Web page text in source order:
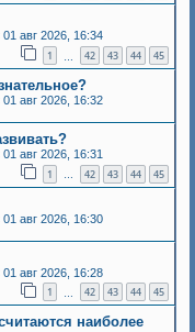
01 авг 2026, 16:34
1 42 43 44 45
01 авг 2026, 16:32
01 авг 2026, 16:31
1 … 42 43 44 45
01 авг 2026, 16:30
01 авг 2026, 16:28
1 42 43 44 45
наиболее